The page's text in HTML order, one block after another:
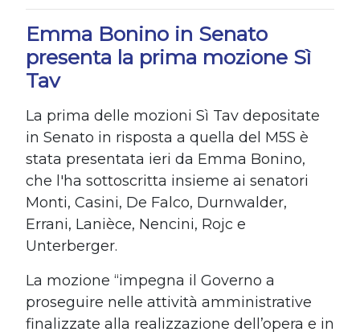
Emma Bonino in Senato
presenta la prima mozione Sì
Tav
La prima delle mozioni Sì Tav depositate
in Senato in risposta a quella del M5S è
stata presentata ieri da Emma Bonino,
che l'ha sottoscritta insieme ai senatori
Monti, Casini, De Falco, Durnwalder,
Errani, Lanièce, Nencini, Rojc e
Unterberger.
La mozione “impegna il Governo a
proseguire nelle attività amministrative
finalizzate alla realizzazione dell’opera e in